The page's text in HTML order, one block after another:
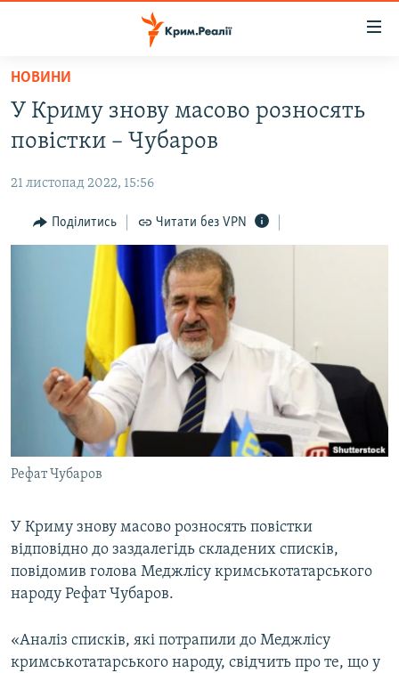
Перейти
основного
матеріалу
до
навігації
Перейти
ВОДА.КРИМ
ПОЛІТИКА
БЛОГИ
ВСЕ ЗА ДЕНЬ
СПЕЦПРОЕКТИ
ДЕПОРТАЦІЯ
ВІДЕОУРОКИ «ELIFBE»
СВІДЧЕННЯ ОКУПАЦІЇ
УКРАЇНСЬКА ПРОБЛЕМА КРИМУ
ЯК ОБІЙТИ БЛОКУВАННЯ
Русский
Qırımtatar
Усі сайти RFE/RL
НОВИНИ
У Криму знову масово розносять
повістки – Чубаров
21 листопад 2022, 15:56
Поділитись Читати без VPN
Рефат Чубаров
У Криму знову масово розносять повістки
відповідно до заздалегідь складених списків,
повідомив голова Меджлісу кримськотатарського
народу Рефат Чубаров.
«Аналіз списків, які потрапили до Меджлісу
кримськотатарського народу, свідчить про те, що у